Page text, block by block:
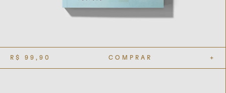
R$ 99,90 COMPRAR +